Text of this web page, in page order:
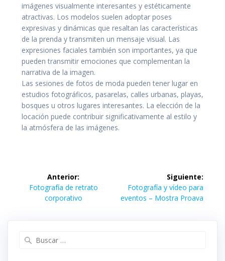
imágenes visualmente interesantes y estéticamente
atractivas. Los modelos suelen adoptar poses
expresivas y dinámicas que resaltan las características
de la prenda y transmiten un mensaje visual. Las
expresiones faciales también son importantes, ya que
pueden transmitir emociones que complementan la
narrativa de la imagen.
Las sesiones de fotos de moda pueden tener lugar en
estudios fotográficos, pasarelas, calles urbanas, playas,
bosques u otros lugares interesantes. La elección de la
locación puede contribuir significativamente al estilo y
la atmósfera de las imágenes.
Navegación
Anterior:
Entrada
anterior:
Fotografía de retrato
corporativo
Siguiente:
Siguiente
entrada:
Fotografía y vídeo para
eventos – Mostra Proava